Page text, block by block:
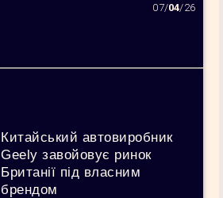
07/04/26
Китайський автовиробник
Geely завойовує ринок
Британії під власним
брендом